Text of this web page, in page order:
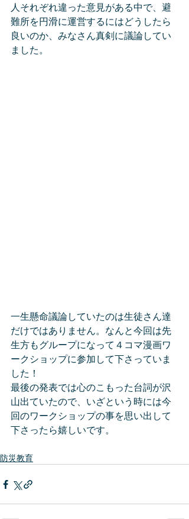
人それぞれ違った意見がある中で、避
難所を円滑に運営するにはどうしたら
良いのか、みなさん真剣に議論してい
ました。
一生懸命議論していたのは生徒さん達
だけではありません。なんと今回は先
生方もグループになって４コマ漫画ワ
ークショップに参加して下さっていま
した！
最後の発表では心のこもった台詞が沢
山出ていたので、いざという時には今
回のワークショップの事を思い出して
下さったら嬉しいです。
防災教育